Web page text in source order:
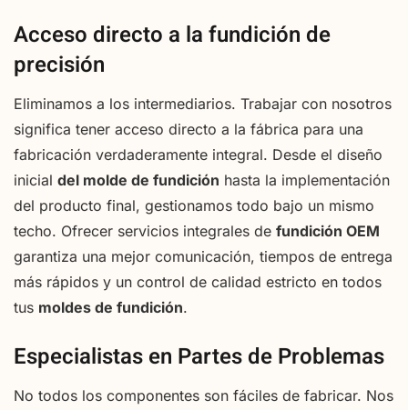
Acceso directo a la fundición de
precisión
Eliminamos a los intermediarios. Trabajar con nosotros
significa tener acceso directo a la fábrica para una
fabricación verdaderamente integral. Desde el diseño
inicial del molde de fundición hasta la implementación
del producto final, gestionamos todo bajo un mismo
techo. Ofrecer servicios integrales de fundición OEM
garantiza una mejor comunicación, tiempos de entrega
más rápidos y un control de calidad estricto en todos
tus moldes de fundición.
Especialistas en Partes de Problemas
No todos los componentes son fáciles de fabricar. Nos